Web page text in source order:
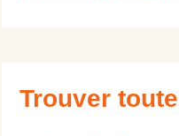
Trouver